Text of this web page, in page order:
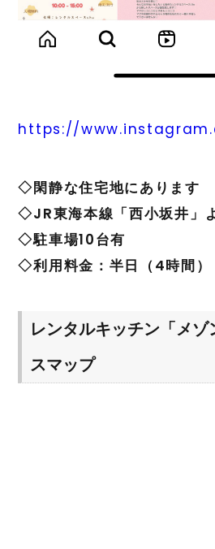
https://
◇閑静な住宅地にあります
◇JR東海本線「西小坂井」
◇駐車場10台有
◇利用料金：半日（4時間
レンタルキッチン「メ
スマップ